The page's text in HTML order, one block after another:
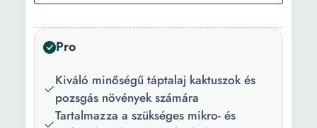
Állag:
Szilárd
Pro
Kiváló minőségű táptalaj kaktuszok és
pozsgás növények számára
Tartalmazza a szükséges mikro- és